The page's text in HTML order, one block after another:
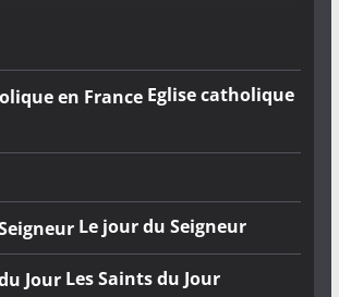
Eglise catholique
Le jour du Seigneur
Les Saints du Jour